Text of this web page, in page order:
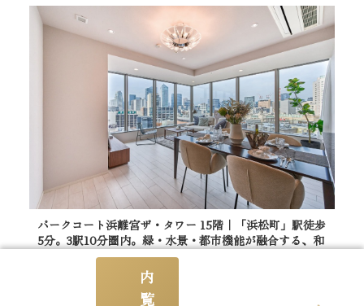
パークコート浜離宮ザ・タワー 15階｜「浜松町」駅徒歩
5分。3駅10分圏内。緑・水景・都市機能が融合する、和
モダンの格調高い風格漂うタワーレジデンス。東京タワ
ービューの角部屋2LDK
2LDK 48,500万円
内
覧